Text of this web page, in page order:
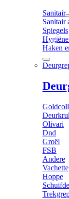
Sanitair
Sanitair
Spiegels
Haken
Olivari
Dnd
Groël
FSB
Andere
Vachette
Hoppe